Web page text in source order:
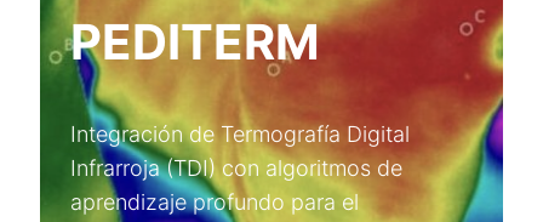
PEDITERM
Integración de Termografía Digital
Infrarroja (TDI) con algoritmos de
aprendizaje profundo para el